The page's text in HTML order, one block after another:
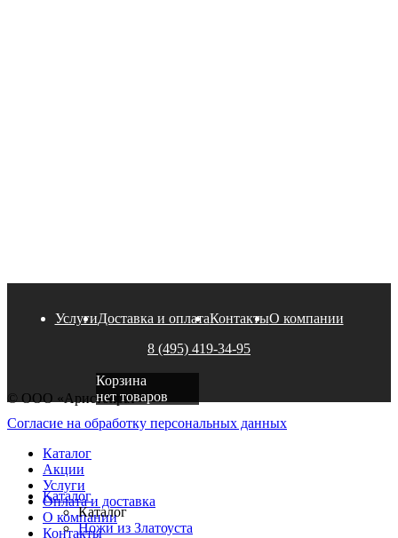
УслугиДоставка и оплатаКонтактыО компании
8 (495) 419-34-95
Корзина
нет товаров
© ООО «Аристократ»
Согласие на обработку персональных данных
Каталог
Акции
Услуги
Оплата и доставка
О компании
Контакты
Каталог
Каталог
Ножи из Златоуста